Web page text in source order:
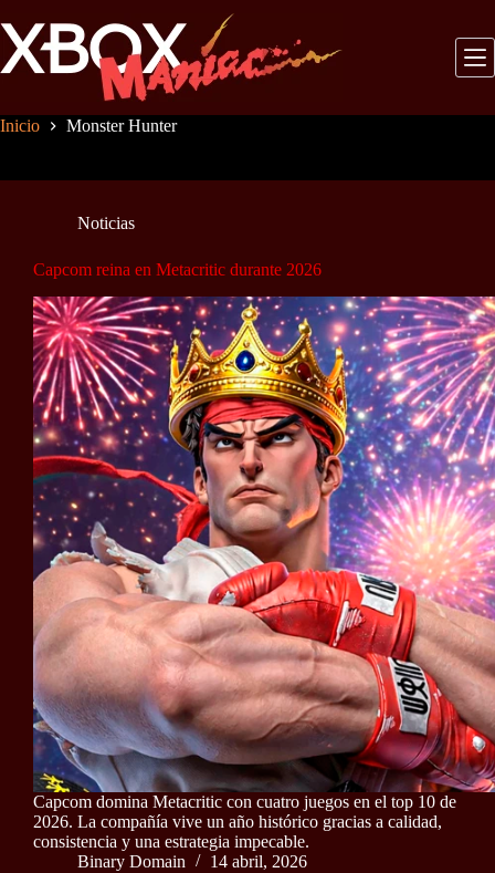
al
contenido
Inicio Monster Hunter
Noticias
Capcom reina en Metacritic durante 2026
Capcom domina Metacritic con cuatro juegos en el top 10 de
2026. La compañía vive un año histórico gracias a calidad,
consistencia y una estrategia impecable.
Binary Domain
14 abril, 2026